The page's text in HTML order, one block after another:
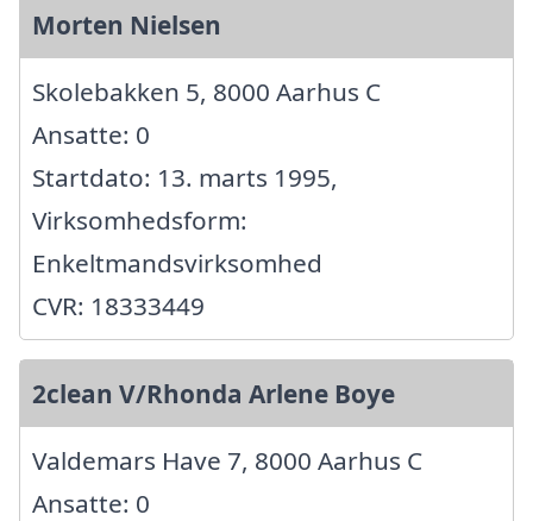
Morten Nielsen
Skolebakken 5, 8000 Aarhus C
Ansatte: 0
Startdato: 13. marts 1995,
Virksomhedsform:
Enkeltmandsvirksomhed
CVR: 18333449
2clean V/Rhonda Arlene Boye
Valdemars Have 7, 8000 Aarhus C
Ansatte: 0